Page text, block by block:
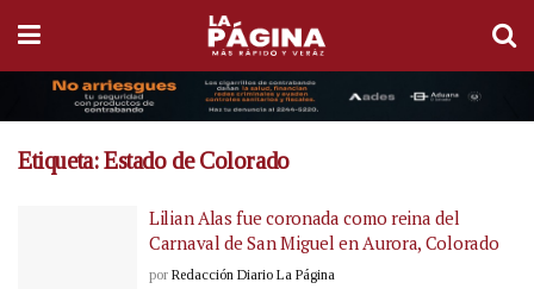
Etiqueta:Estado de Colorado
Lilian Alas fue coronada como reina del
Carnaval de San Miguel en Aurora, Colorado
por Redacción Diario La Página